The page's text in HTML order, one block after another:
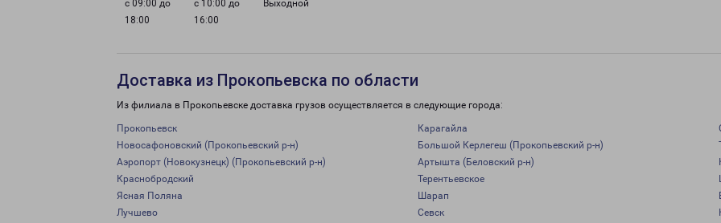
с 09:00 до
18:00
с 10:00 до
16:00
Выходной
Доставка из Прокопьевска по области
Из филиала в Прокопьевске доставка грузов осуществляется в следующие города:
Прокопьевск Карагайла
Новосафоновский (Прокопьевский р-н)
Большой Керлегеш (Прокопьевский р-н)
Аэропорт (Новокузнецк) (Прокопьевский р-н)
Артышта (Беловский р-н)
Краснобродский
Терентьевское
Ясная Поляна
Шарап
Лучшево
Севск